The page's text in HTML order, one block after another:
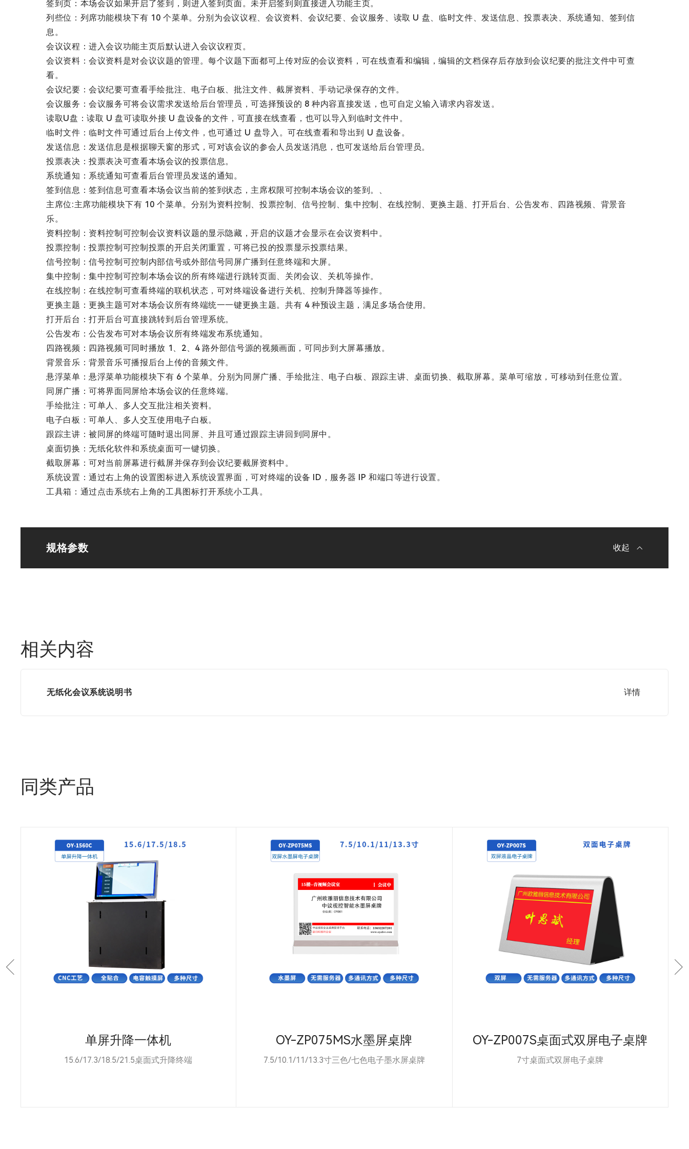
签到页：本场会议如果开启了签到，则进入签到页面。未开启签到则直接进入功能主页。
列些位：列席功能模块下有 10 个菜单。分别为会议议程、会议资料、会议纪要、会议服务、读取 U 盘、临时文件、发送信息、投票表决、系统通知、签到信
息。
会议议程：进入会议功能主页后默认进入会议议程页。
会议资料：会议资料是对会议议题的管理。每个议题下面都可上传对应的会议资料，可在线查看和编辑，编辑的文档保存后存放到会议纪要的批注文件中可查
看。
会议纪要：会议纪要可查看手绘批注、电子白板、批注文件、截屏资料、手动记录保存的文件。
会议服务：会议服务可将会议需求发送给后台管理员，可选择预设的 8 种内容直接发送，也可自定义输入请求内容发送。
读取U盘：读取 U 盘可读取外接 U 盘设备的文件，可直接在线查看，也可以导入到临时文件中。
临时文件：临时文件可通过后台上传文件，也可通过 U 盘导入。可在线查看和导出到 U 盘设备。
发送信息：发送信息是根据聊天窗的形式，可对该会议的参会人员发送消息，也可发送给后台管理员。
投票表决：投票表决可查看本场会议的投票信息。
系统通知：系统通知可查看后台管理员发送的通知。
签到信息：签到信息可查看本场会议当前的签到状态，主席权限可控制本场会议的签到。、
主席位:主席功能模块下有 10 个菜单。分别为资料控制、投票控制、信号控制、集中控制、在线控制、更换主题、打开后台、公告发布、四路视频、背景音
乐。
资料控制：资料控制可控制会议资料议题的显示隐藏，开启的议题才会显示在会议资料中。
投票控制：投票控制可控制投票的开启关闭重置，可将已投的投票显示投票结果。
信号控制：信号控制可控制内部信号或外部信号同屏广播到任意终端和大屏。
集中控制：集中控制可控制本场会议的所有终端进行跳转页面、关闭会议、关机等操作。
在线控制：在线控制可查看终端的联机状态，可对终端设备进行关机、控制升降器等操作。
更换主题：更换主题可对本场会议所有终端统一一键更换主题。共有 4 种预设主题，满足多场合使用。
打开后台：打开后台可直接跳转到后台管理系统。
公告发布：公告发布可对本场会议所有终端发布系统通知。
四路视频：四路视频可同时播放 1、2、4 路外部信号源的视频画面，可同步到大屏幕播放。
背景音乐：背景音乐可播报后台上传的音频文件。
悬浮菜单：悬浮菜单功能模块下有 6 个菜单。分别为同屏广播、手绘批注、电子白板、跟踪主讲、桌面切换、截取屏幕。菜单可缩放，可移动到任意位置。
同屏广播：可将界面同屏给本场会议的任意终端。
手绘批注：可单人、多人交互批注相关资料。
电子白板：可单人、多人交互使用电子白板。
跟踪主讲：被同屏的终端可随时退出同屏、并且可通过跟踪主讲回到同屏中。
桌面切换：无纸化软件和系统桌面可一键切换。
截取屏幕：可对当前屏幕进行截屏并保存到会议纪要截屏资料中。
系统设置：通过右上角的设置图标进入系统设置界面，可对终端的设备 ID，服务器 IP 和端口等进行设置。
工具箱：通过点击系统右上角的工具图标打开系统小工具。
规格参数
相关内容
无纸化会议系统说明书
同类产品
单屏升降一体机
15.6/17.3/18.5/21.5桌面式升降终端
OY-ZP075MS水墨屏桌牌
7.5/10.1/11/13.3寸三色/七色电子墨水屏桌牌
OY-ZP007S桌面式双屏电子桌牌
7寸桌面式双屏电子桌牌